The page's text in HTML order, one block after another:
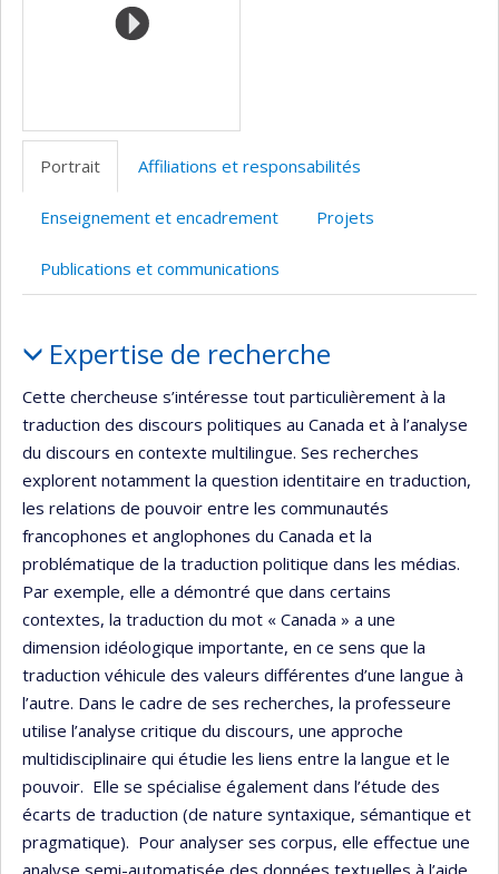
Portrait Affiliations et responsabilités
Enseignement et encadrement Projets
Publications et communications
Expertise de recherche
Cette chercheuse s’intéresse tout particulièrement à la
traduction des discours politiques au Canada et à l’analyse
du discours en contexte multilingue. Ses recherches
explorent notamment la question identitaire en traduction,
les relations de pouvoir entre les communautés
francophones et anglophones du Canada et la
problématique de la traduction politique dans les médias.
Par exemple, elle a démontré que dans certains
contextes, la traduction du mot « Canada » a une
dimension idéologique importante, en ce sens que la
traduction véhicule des valeurs différentes d’une langue à
l’autre. Dans le cadre de ses recherches, la professeure
utilise l’analyse critique du discours, une approche
multidisciplinaire qui étudie les liens entre la langue et le
pouvoir. Elle se spécialise également dans l’étude des
écarts de traduction (de nature syntaxique, sémantique et
pragmatique). Pour analyser ses corpus, elle effectue une
analyse semi-automatisée des données textuelles à l’aide